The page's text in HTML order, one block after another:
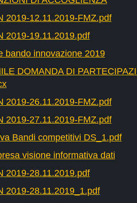
2019-12.11.2019-FMZ.pdf
2019-19.11.2019.pdf
bando innovazione 2019
DOMANDA DI
2019-26.11.2019-FMZ.pdf
2019-27.11.2019-FMZ.pdf
Bandi competitivi DS_1.pdf
visione informativa dati
2019-28.11.2019.pdf
2019-28.11.2019_1.pdf